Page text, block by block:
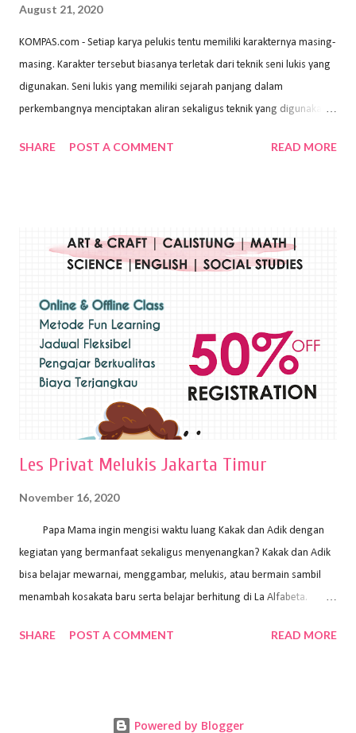
August 21, 2020
KOMPAS.com - Setiap karya pelukis tentu memiliki karakternya masing-
masing. Karakter tersebut biasanya terletak dari teknik seni lukis yang
digunakan. Seni lukis yang memiliki sejarah panjang dalam
perkembangnya menciptakan aliran sekaligus teknik yang digunakan.
Wayan Kun Adnyana, teknik yang berbeda tentunya akan
menggunakan bahan dasar cat air, cat akrilik, atau cat minyak dengan
sapuan warna cat yang tebal. Dengan memberikan sapuan warna
pelukis untuk menghasilkan lukisan yang mempesona dan tentunya
bernilai tinggi. Ciri teknik plakat Ciri-ciri teknik plakat, yaitu: Sapuan
warna yang kental dan tebal. Hasil lukisan menutupi seluruh bagian
medianya Mem...
SHARE POST A COMMENT READ MORE
Les Privat Melukis Jakarta Timur
November 16, 2020
Papa Mama ingin mengisi waktu luang Kakak dan Adik dengan
kegiatan yang bermanfaat sekaligus menyenangkan? Kakak dan Adik
bisa belajar mewarnai, menggambar, melukis, atau bermain sambil
menambah kosakata baru serta belajar berhitung di La Alfabeta.
kok untuk mengajar dengan metode yang fun, La Alfabeta
SHARE POST A COMMENT READ MORE
Powered by Blogger